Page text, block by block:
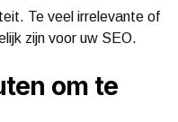
Te veel irrelevante of
zijn voor uw SEO.
om te